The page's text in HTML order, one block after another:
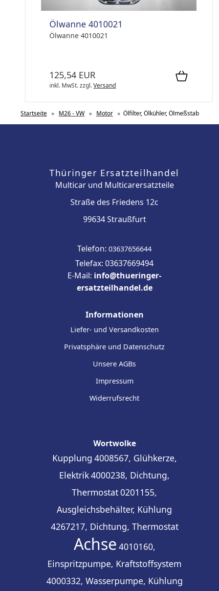
Ölwanne 4010021
Ölwanne 4010021
125,54 EUR
inkl. MwSt.zzgl.Versand
Startseite » M26 - VW » Motor » Ölfilter, Ölkühler, Ölmeßstab
Thüringer Ersatzteilhandel
Multicar und Multicarersatzteile
Straße des Friedens 12c
99634 Straußfurt
Telefon: 03637656644
Telefax: 03637669494
E-Mail: info@thueringer-
ersatzteilhandel.de
Informationen
Liefer- und Versandkosten
Privatsphäre und Datenschutz
Unsere AGBs
Impressum
Widerrufsrecht
Wortwolke
Kupplung 4008567, Glühkerze,
Elektrik4000238, Dichtung,
Thermostat0201155,
Ausgleichsbehälter, Kühlung
4267217, Dichtung, Thermostat
Achse 4010160,
Einspritzpumpe, Kraftstoffsystem
4000332, Wasserpumpe, Kühlung